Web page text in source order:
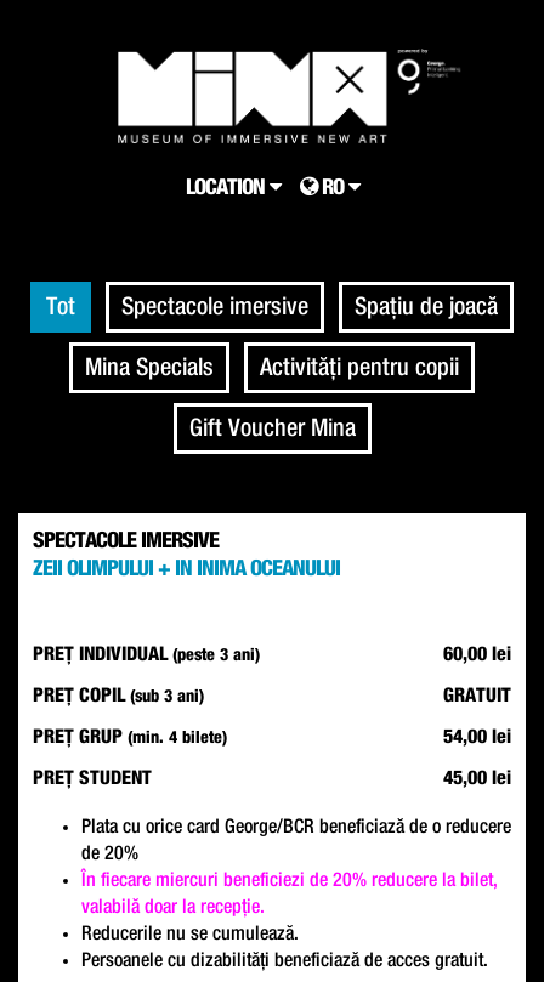
LOCATION RO
Tot Spectacole imersive Spațiu de joacă
Mina Specials Activități pentru copii
Gift Voucher Mina
SPECTACOLE IMERSIVE
ZEII OLIMPULUI + IN INIMA OCEANULUI
PREȚ INDIVIDUAL (peste 3 ani) 60,00 lei
PREȚ COPIL (sub 3 ani) GRATUIT
PREȚ GRUP (min. 4 bilete) 54,00 lei
PREȚ STUDENT 45,00 lei
Plata cu orice card George/BCR beneficiază de o reducere
de 20%
În fiecare miercuri beneficiezi de 20% reducere la bilet,
valabilă doar la recepție.
Reducerile nu se cumulează.
Persoanele cu dizabilități beneficiază de acces gratuit.